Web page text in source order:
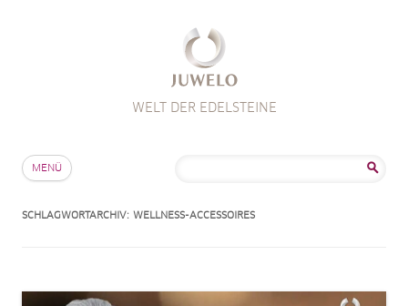
WELT DER EDELSTEINE
MENÜ
SCHLAGWORTARCHIV: WELLNESS-ACCESSOIRES